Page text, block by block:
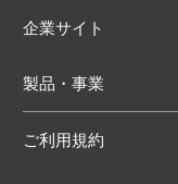
企業サイト
製品・事業
ご利用規約